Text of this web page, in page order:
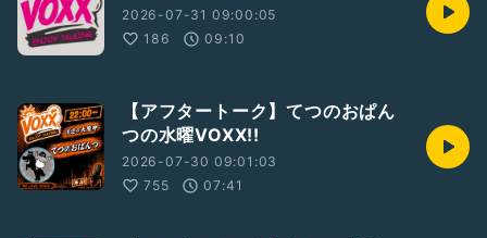
2026-07-31 09:00:05
186
09:10
【アフタートーク】てつのおぱん
つの水曜VOXX!!
2026-07-30 09:01:03
755
07:41